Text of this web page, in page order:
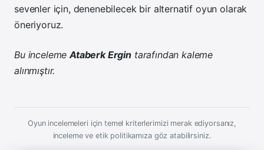
sevenler için, denenebilecek bir alternatif oyun olarak
öneriyoruz.
Bu incelemeAtaberk Ergin tarafından kaleme
alınmıştır.
Oyun incelemeleri için temel kriterlerimizi merak ediyorsanız,
inceleme ve etik politikamıza göz atabilirsiniz.